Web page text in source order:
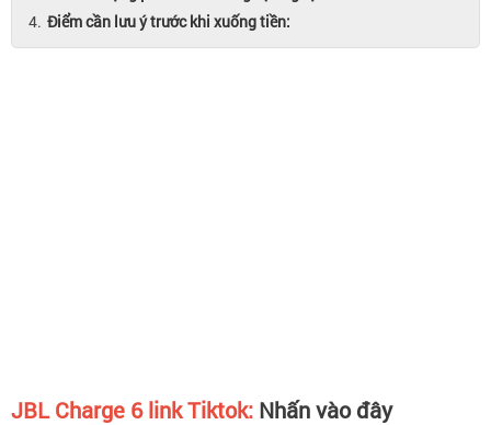
Điểm cần lưu ý trước khi xuống tiền:
JBL Charge 6 link Tiktok: Nhấn vào đây